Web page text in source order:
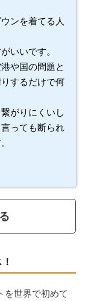
ンを着てる人
いいです。
や国の問題と
するだけで何
がりにくいし
っても断られ
を世界で初めて